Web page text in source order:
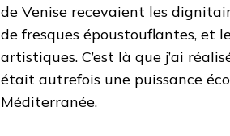
de Venise recevaient les
de fresques époustouflantes, et
artistiques. C’est là que j’ai
était autrefois une puissance
Méditerranée.